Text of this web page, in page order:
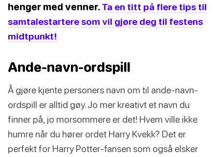
henger med venner. Ta en titt på flere tips til
samtalestartere som vil gjøre deg til festens
midtpunkt!
Ande-navn-ordspill
Å gjøre kjente personers navn om til ande-navn-
ordspill er alltid gøy. Jo mer kreativt et navn du
finner på, jo morsommere er det! Hvem ville ikke
humre når du hører ordet Harry Kvekk? Det er
perfekt for Harry Potter-fansen som også elsker